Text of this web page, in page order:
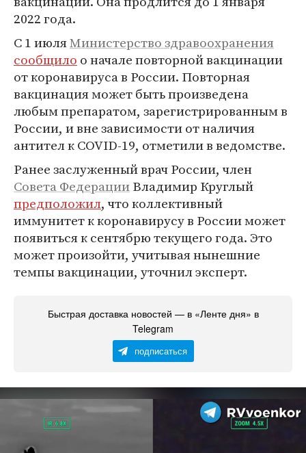
2022 года.
С 1 июляМинистерство здравоохранения
сообщило о начале повторной вакцинации
от коронавируса в России. Повторная
вакцинация может быть произведена
любым препаратом, зарегистрированным в
России, и вне зависимости от наличия
антител к COVID-19, отметили в ведомстве.
Ранее заслуженный врач России, член
Совета ФедерацииВладимир Круглый
предположил, что коллективный
иммунитет к коронавирусу в России может
появиться к сентябрю текущего года. Это
может произойти, учитывая нынешние
темпы вакцинации, уточнил эксперт.
Быстрая доставка новостей — в «Ленте дня» в
Telegram
подписаться